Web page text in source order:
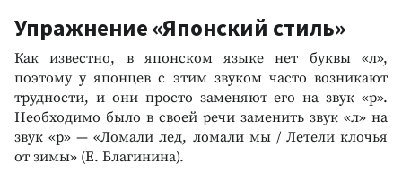
Упражнение «Японский стиль»
Как известно, в японском языке нет буквы «л»,
поэтому у японцев с этим звуком часто возникают
трудности, и они просто заменяют его на звук «р».
Необходимо было в своей речи заменить звук «л» на
звук «р» — «Ломали лед, ломали мы / Летели клочья
от зимы» (Е. Благинина).